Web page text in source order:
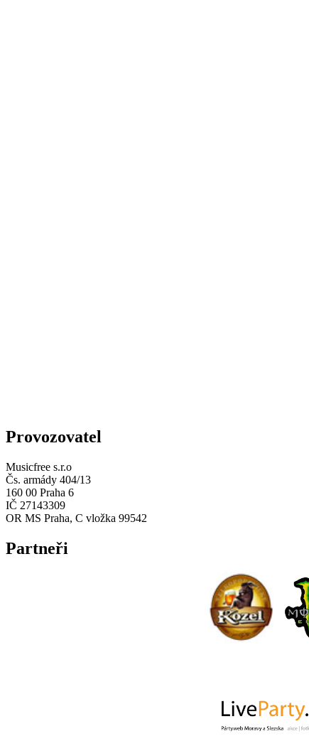
Provozovatel
Musicfree s.r.o
Čs. armády 404/13
160 00 Praha 6
IČ 27143309
OR MS Praha, C vložka 99542
Partneři